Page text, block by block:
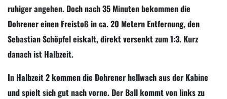
ruhiger angehen. Doch nach 35 Minuten bekommen die
Dohrener einen Freistoß in ca. 20 Metern Entfernung, den
Sebastian Schöpfel eiskalt, direkt versenkt zum 1:3. Kurz
danach ist Halbzeit.
In Halbzeit 2 kommen die Dohrener hellwach aus der Kabine
und spielt sich gut nach vorne. Der Ball kommt von links zu